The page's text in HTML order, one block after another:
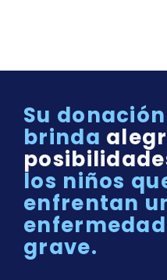
Su donación
brinda
los niños
enfrentan
enfermedad
grave.